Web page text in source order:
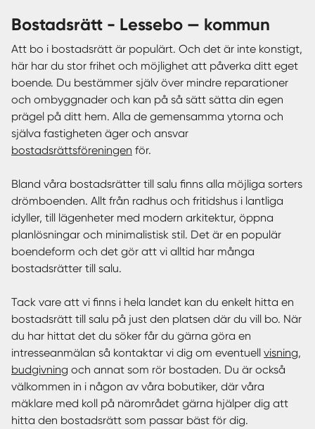
bostadsrätt - Lessebo — kommun
Att bo i bostadsrätt är populärt. Och det är inte konstigt,
här har du stor frihet och möjlighet att påverka ditt eget
boende. Du bestämmer själv över mindre reparationer
och ombyggnader och kan på så sätt sätta din egen
prägel på ditt hem. Alla de gemensamma ytorna och
själva fastigheten äger och ansvar
bostadsrättsföreningen för.
Bland våra bostadsrätter till salu finns alla möjliga sorters
drömboenden. Allt från radhus och fritidshus i lantliga
idyller, till lägenheter med modern arkitektur, öppna
planlösningar och minimalistisk stil. Det är en populär
boendeform och det gör att vi alltid har många
bostadsrätter till salu.
Tack vare att vi finns i hela landet kan du enkelt hitta en
bostadsrätt till salu på just den platsen där du vill bo. När
du har hittat det du söker får du gärna göra en
intresseanmälan så kontaktar vi dig om eventuell visning,
budgivning och annat som rör bostaden. Du är också
välkommen in i någon av våra bobutiker, där våra
mäklare med koll på närområdet gärna hjälper dig att
hitta den bostadsrätt som passar bäst för dig.